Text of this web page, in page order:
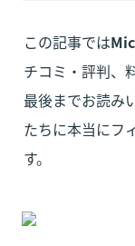
この記事では
チコミ・評判、
最後までお読み
たちに本当にフ
す。